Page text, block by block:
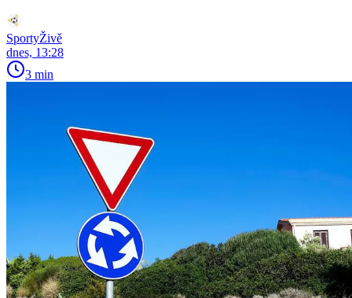
SportyŽivě
dnes, 13:28
3 min